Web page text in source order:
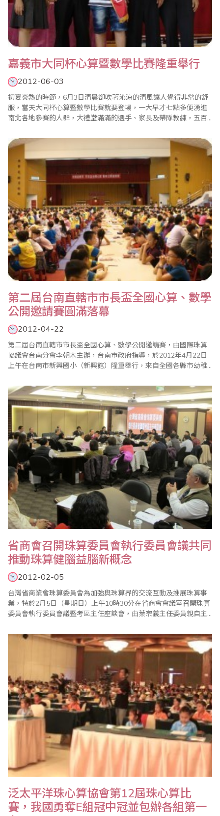
嘉義市大同杯心算暨數學比賽隆重舉行
2012-06-03
初夏炎熱的時節，6月3日清晨卻吹著沁涼的清風讓人覺得非常的舒
服，當天大同杯心算暨數學比賽就要登場，一大早才七點多便湧進
南北各地參賽的人群，大禮堂滿滿的選手、家長及帶隊教練，五百
十幾位學校校長及主任蒞臨指導和幫忙賽務工作，使大會更增添了
無比的光彩。大會會長、前大同高商校長、現任中華實用珠算研究
學會會長蔣鎰灃也親自一一答謝，讓人感受到一個大家庭..
第二屆台南直轄市市長盃全國心算、數學
公開邀請賽圓滿落幕
2012-04-22
第二屆台南直轄市市長盃全國心算、數學公開邀請賽，由國際珠算
協議會台南分會李朝木主辦，台南市政府指導，於2012年4月22日
上午在台南市新興國小（新興館）隆重舉行，來自全國各縣市幼稚
更熱鬧滾滾。 台南直轄市市長盃全國心算、數學比賽最大特色是，
參賽選手全部集中在大禮堂考試，家長可以臨場感受孩子的賽況；
裁判長用威嚴又宏亮的聲音一聲令下，..
省商會召開珠算委員會執行委員會議共同
推動珠算健腦益腦新概念
2012-02-05
台灣省商業會珠算委員會為加強與珠算界的交流互動及推展珠算事
業，特於2月5日（星期日）上午10時30分在省商會會議室召開珠算
委員會執行委員會議暨考區主任座談會，由葉宗義主任委員親自主
員會名譽主任委員、副主任委員、執行顧問、執行委員及珠算心算
聯合測試考區主任共同參與。 會中除報告珠算委員會100年度各項
珠算推廣工作外，也通過101年度各項..
泛太平洋珠心算協會第12屆珠心算比
賽，我國勇奪E組冠中冠並包辦各組第一